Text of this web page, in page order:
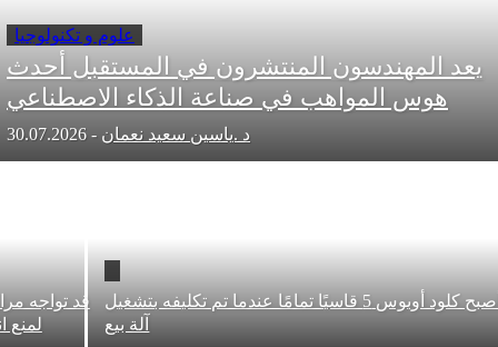
علوم و تكنولوجيا
المنتشرون في المستقبل أحدث
المواهب في صناعة الذكاء الاصطناعي
د .ياسين سعيد نعمان -
30.07.2026
أصبح كلود أوبوس 5 قاسيًا تمامًا عندما تم تكليفه بتشغيل
قد تواجه مراكز
لمنع انقطاع